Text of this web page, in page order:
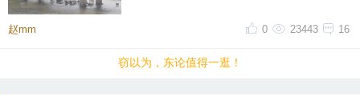
一个世纪多的光阴从您的身上走过，用一双小脚撑起
一个家。
您是有福之人：四世同堂，后辈孝顺。
家水利风景区。由于“晦溪
赵mm 16
23443
0
窃以为，东论值得一逛！